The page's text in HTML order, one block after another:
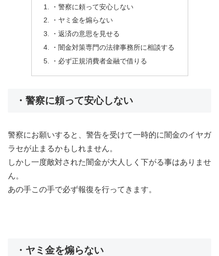
・警察に頼って安心しない
・ヤミ金を煽らない
・返済の意思を見せる
・闇金対策専門の法律事務所に相談する
・必ず正規消費者金融で借りる
・警察に頼って安心しない
警察にお願いすると、警告を受けて一時的に闇金のイヤガ
ラセが止まるかもしれません。
しかし一度敵対された闇金が大人しく下がる事はありませ
ん。
あの手この手で必ず報復を行ってきます。
・ヤミ金を煽らない